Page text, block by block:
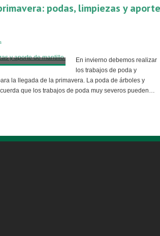
podas, limpiezas y aporte
En invierno debemos realizar
los trabajos de poda y
la llegada de la primavera. La poda de árboles y
que los trabajos de poda muy severos pueden…